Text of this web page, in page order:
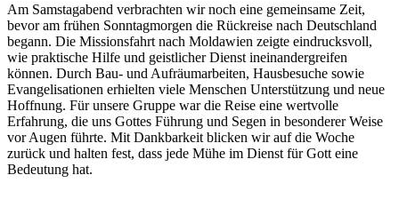
Am Samstagabend verbrachten wir noch eine gemeinsame Zeit,
bevor am frühen Sonntagmorgen die Rückreise nach Deutschland
begann. Die Missionsfahrt nach Moldawien zeigte eindrucksvoll,
wie praktische Hilfe und geistlicher Dienst ineinandergreifen
können. Durch Bau- und Aufräumarbeiten, Hausbesuche sowie
Evangelisationen erhielten viele Menschen Unterstützung und neue
Hoffnung. Für unsere Gruppe war die Reise eine wertvolle
Erfahrung, die uns Gottes Führung und Segen in besonderer Weise
vor Augen führte. Mit Dankbarkeit blicken wir auf die Woche
zurück und halten fest, dass jede Mühe im Dienst für Gott eine
Bedeutung hat.